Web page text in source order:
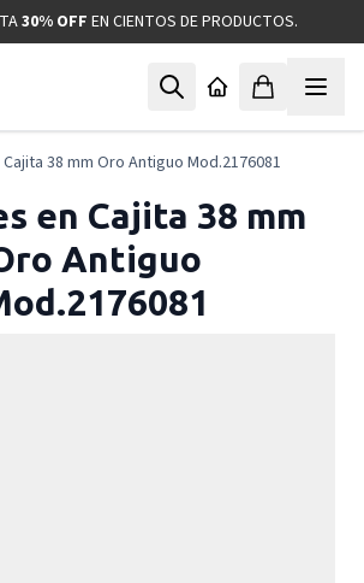
30% OFF EN CIENTOS DE PRODUCTOS.
38 mm Oro Antiguo Mod.2176081
en Cajita 38 mm
Antiguo